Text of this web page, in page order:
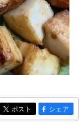
entry7261
ポスト entry7261
シェア